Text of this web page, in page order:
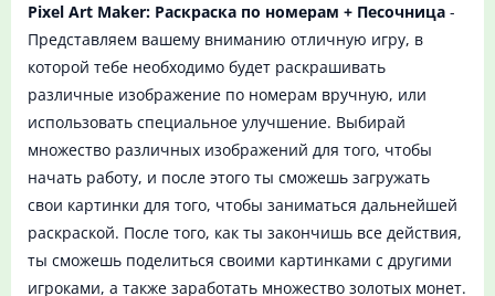
Pixel Art Maker: Раскраска по номерам + Песочница -
Представляем вашему вниманию отличную игру, в
которой тебе необходимо будет раскрашивать
различные изображение по номерам вручную, или
использовать специальное улучшение. Выбирай
множество различных изображений для того, чтобы
начать работу, и после этого ты сможешь загружать
свои картинки для того, чтобы заниматься дальнейшей
раскраской. После того, как ты закончишь все действия,
ты сможешь поделиться своими картинками с другими
игроками, а также заработать множество золотых монет.